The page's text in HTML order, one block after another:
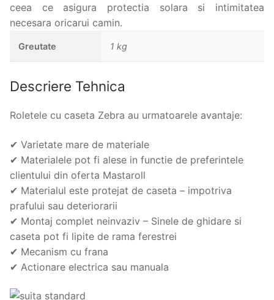
ceea ce asigura protectia solara si intimitatea
necesara oricarui camin.
Greutate 1 kg
Descriere Tehnica
Roletele cu caseta Zebra au urmatoarele avantaje:
✔ Varietate mare de materiale
✔ Materialele pot fi alese in functie de preferintele
clientului din oferta Mastaroll
✔ Materialul este protejat de caseta – impotriva
prafului sau deteriorarii
✔ Montaj complet neinvaziv – Sinele de ghidare si
caseta pot fi lipite de rama ferestrei
✔ Mecanism cu frana
✔ Actionare electrica sau manuala